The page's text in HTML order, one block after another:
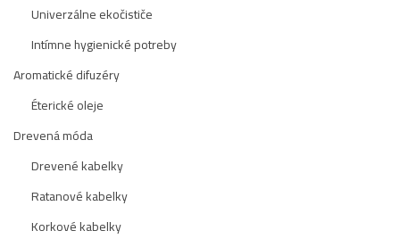
Univerzálne ekočističe
Intímne hygienické potreby
Aromatické difuzéry
Éterické oleje
Drevená móda
Drevené kabelky
Ratanové kabelky
Korkové kabelky